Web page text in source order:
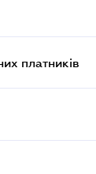
платників